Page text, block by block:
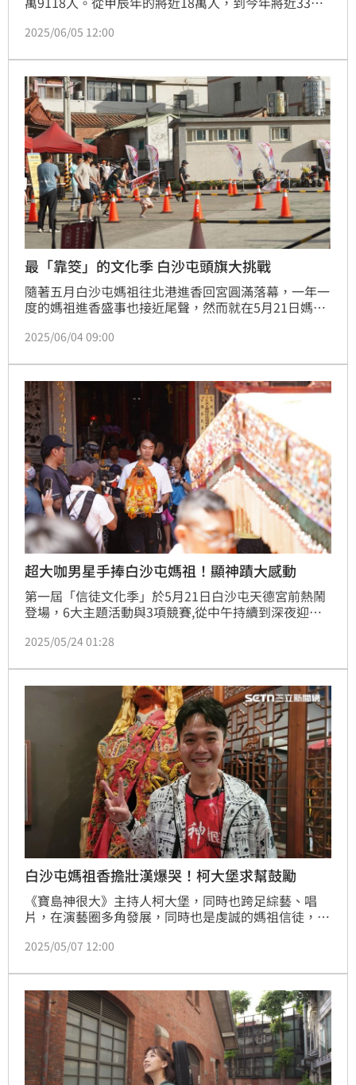
堡所主辦的信徒文化季中，其中祭解放送所規劃的節目
香的故事。
2025/06/05 12:00
最「靠筊」的文化季 白沙屯頭旗大挑戰
隨著五月白沙屯媽祖往北港進香回宮圓滿落幕，一年一
度的媽祖進香盛事也接近尾聲，然而就在5月21日媽祖
來在白沙屯受到當地神明的照顧，因此舉辦了一場史無
2025/06/04 09:00
超大咖男星手捧白沙屯媽祖！顯神蹟大感動
第一屆「信徒文化季」於5月21日白沙屯天德宮前熱鬧
登場，6大主題活動與3項競賽,從中午持續到深夜迎接
堂、賴銘偉、酷麻嗨樂隊、法比、鳳鳴齋國樂團、曾立
體齊聚，以音樂為媒，匯聚信仰與情感，打造一場屬於
台灣獨特的酬神音樂節，恭迎27尊神明坐鎮「眾神紅
壇」與台下 3000 名信徒與樂迷一同「聽團」眾神雲
2025/05/24 01:28
白沙屯媽祖香擔壯漢爆哭！柯大堡求幫鼓勵
《寶島神很大》主持人柯大堡，同時也跨足綜藝、唱
片，在演藝圈多角發展，同時也是虔誠的媽祖信徒，近
中也要替「香擔組」喊話，希望大家也可以多多給他們
2025/05/07 12:00